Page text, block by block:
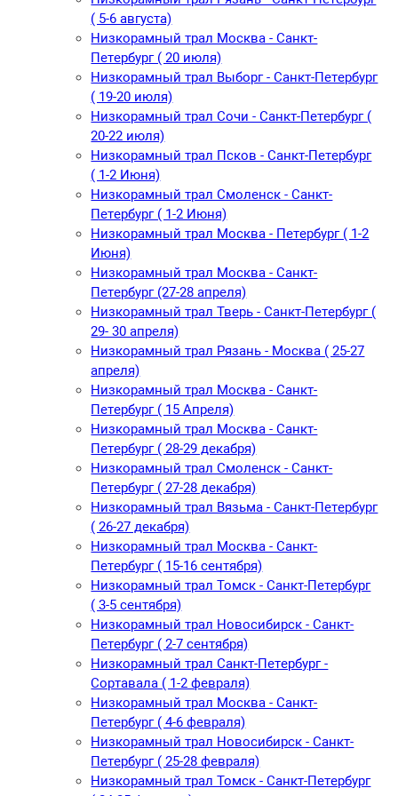
( 5-6 августа)
Низкорамный трал Москва - Санкт-
Петербург ( 20 июля)
Низкорамный трал Выборг - Санкт-Петербург
( 19-20 июля)
Низкорамный трал Сочи - Санкт-Петербург (
20-22 июля)
Низкорамный трал Псков - Санкт-Петербург
( 1-2 Июня)
Низкорамный трал Смоленск - Санкт-
Петербург ( 1-2 Июня)
Низкорамный трал Москва - Петербург ( 1-2
Июня)
Низкорамный трал Москва - Санкт-
Петербург (27-28 апреля)
Низкорамный трал Тверь - Санкт-Петербург (
29- 30 апреля)
Низкорамный трал Рязань - Москва ( 25-27
апреля)
Низкорамный трал Москва - Санкт-
Петербург ( 15 Апреля)
Низкорамный трал Москва - Санкт-
Петербург ( 28-29 декабря)
Низкорамный трал Смоленск - Санкт-
Петербург ( 27-28 декабря)
Низкорамный трал Вязьма - Санкт-Петербург
( 26-27 декабря)
Низкорамный трал Москва - Санкт-
Петербург ( 15-16 сентября)
Низкорамный трал Томск - Санкт-Петербург
( 3-5 сентября)
Низкорамный трал Новосибирск - Санкт-
Петербург ( 2-7 сентября)
Низкорамный трал Санкт-Петербург -
Сортавала ( 1-2 февраля)
Низкорамный трал Москва - Санкт-
Петербург ( 4-6 февраля)
Низкорамный трал Новосибирск - Санкт-
Петербург ( 25-28 февраля)
Низкорамный трал Томск - Санкт-Петербург